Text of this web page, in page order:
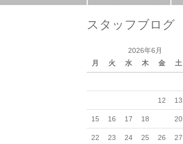
スタッフブログ
2026年6月
月
火 水 木 金 土
12 13
15 16 17 18 20
22 23 24 25 26 27